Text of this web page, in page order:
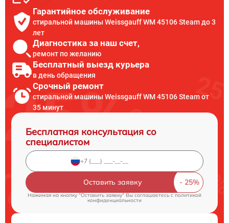
Гарантийное обслуживание
стиральной машины Weissgauff WM 45106 Steam до 3
лет
Диагностика за наш счет,
ремонт по желанию
Бесплатный выезд курьера
в день обращения
Срочный ремонт
стиральной машины Weissgauff WM 45106 Steam от
35 минут
Бесплатная консультация со
специалистом
Оставить заявку
Нажимая на кнопку "Оставить заявку" Вы соглашаетесь cполитикой
конфиденциальности